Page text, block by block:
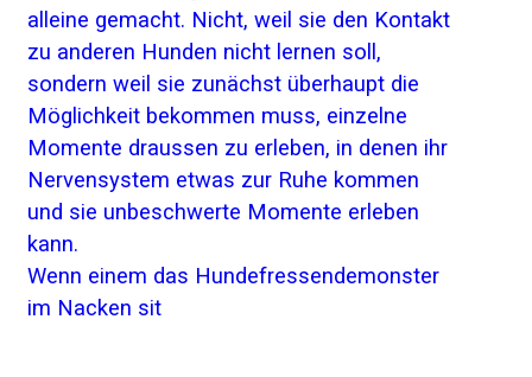
Wenn einem das Hundefressendemonster
im Nacken sit